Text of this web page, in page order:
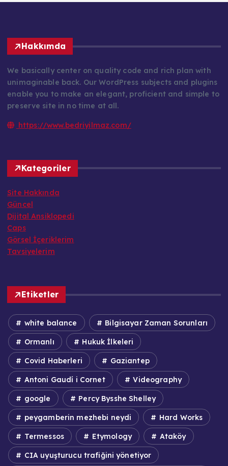
Hakkımda
We basically center on quality code and rich plan with
unimaginable back. Our WordPress subjects and plugins
enable you to make an elegant, proficient and simple to
preserve site in no time at all.
https://www.bedriyilmaz.com/
Kategoriler
Site Hakkında
Güncel
Dijital Ansiklopedi
Caps
Görsel İçeriklerim
Tavsiyelerim
Etiketler
white balance Bilgisayar Zaman Sorunları
Ormanlı Hukuk İlkeleri
Covid Haberleri Gaziantep
Antoni Gaudí i Cornet Videography
google Percy Bysshe Shelley
peygamberin mezhebi neydi Hard Works
Termessos Etymology Ataköy
CIA uyuşturucu trafiğini yönetiyor